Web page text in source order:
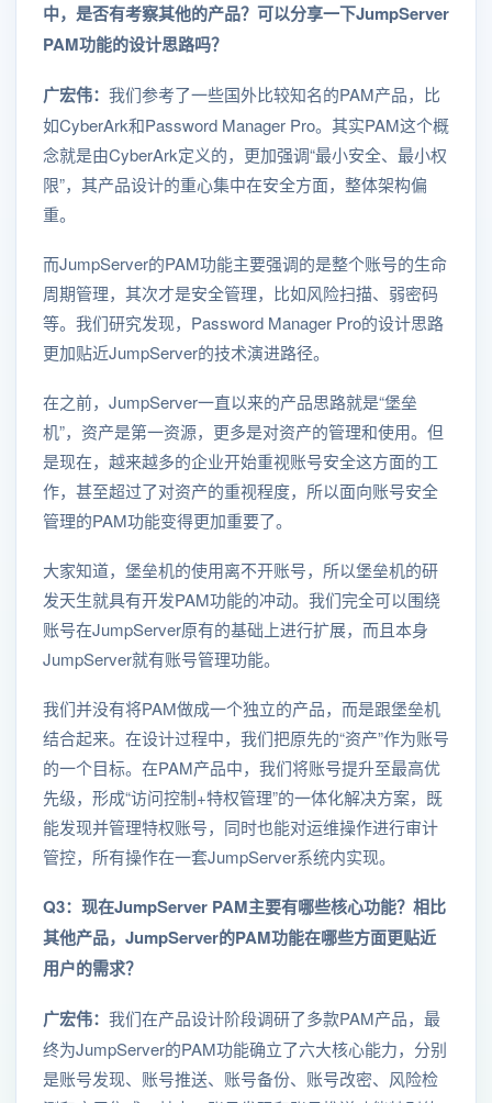
中，是否有考察其他的产品？可以分享一下JumpServer
PAM功能的设计思路吗？
广宏伟： 我们参考了一些国外比较知名的PAM产品，比
如CyberArk和Password Manager Pro。其实PAM这个概
念就是由CyberArk定义的，更加强调“最小安全、最小权
限”，其产品设计的重心集中在安全方面，整体架构偏
重。
而JumpServer的PAM功能主要强调的是整个账号的生命
周期管理，其次才是安全管理，比如风险扫描、弱密码
等。我们研究发现，Password Manager Pro的设计思路
更加贴近JumpServer的技术演进路径。
在之前，JumpServer一直以来的产品思路就是“堡垒
机”，资产是第一资源，更多是对资产的管理和使用。但
是现在，越来越多的企业开始重视账号安全这方面的工
作，甚至超过了对资产的重视程度，所以面向账号安全
管理的PAM功能变得更加重要了。
大家知道，堡垒机的使用离不开账号，所以堡垒机的研
发天生就具有开发PAM功能的冲动。我们完全可以围绕
账号在JumpServer原有的基础上进行扩展，而且本身
JumpServer就有账号管理功能。
我们并没有将PAM做成一个独立的产品，而是跟堡垒机
结合起来。在设计过程中，我们把原先的“资产”作为账号
的一个目标。在PAM产品中，我们将账号提升至最高优
先级，形成“访问控制+特权管理”的一体化解决方案，既
能发现并管理特权账号，同时也能对运维操作进行审计
管控，所有操作在一套JumpServer系统内实现。
Q3：现在JumpServer PAM主要有哪些核心功能？相比
其他产品，JumpServer的PAM功能在哪些方面更贴近
用户的需求？
广宏伟： 我们在产品设计阶段调研了多款PAM产品，最
终为JumpServer的PAM功能确立了六大核心能力，分别
是账号发现、账号推送、账号备份、账号改密、风险检